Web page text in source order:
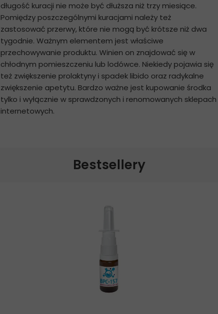
długość kuracji nie może być dłuższa niż trzy miesiące.
Pomiędzy poszczególnymi kuracjami należy też
zastosować przerwy, które nie mogą być krótsze niż dwa
tygodnie. Ważnym elementem jest właściwe
przechowywanie produktu. Winien on znajdować się w
chłodnym pomieszczeniu lub lodówce. Niekiedy pojawia się
też zwiększenie prolaktyny i spadek libido oraz radykalne
zwiększenie apetytu. Bardzo ważne jest kupowanie środka
tylko i wyłącznie w sprawdzonych i renomowanych sklepach
internetowych.
Bestsellery